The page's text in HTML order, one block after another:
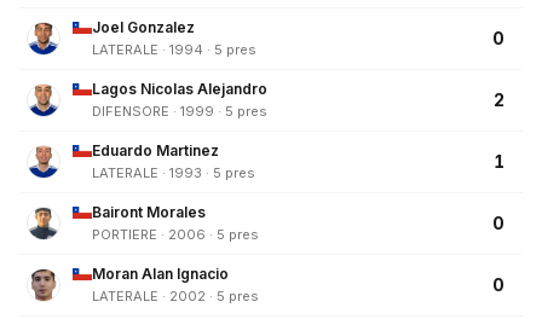
Joel Gonzalez
LATERALE · 1994 · 5 pres
0
Lagos Nicolas Alejandro
DIFENSORE · 1999 · 5 pres
2
Eduardo Martinez
LATERALE · 1993 · 5 pres
1
Bairont Morales
PORTIERE · 2006 · 5 pres
0
Moran Alan Ignacio
LATERALE · 2002 · 5 pres
0